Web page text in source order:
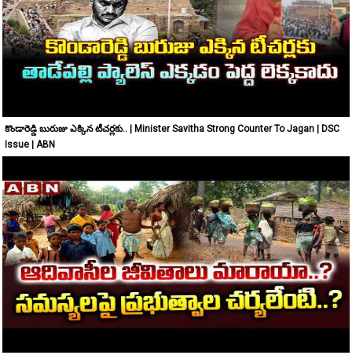
కొండారెడ్డి బురుజు ఎక్కిన టీచర్లకు.. | Minister Savitha Strong Counter To Jagan | DSC
Issue | ABN